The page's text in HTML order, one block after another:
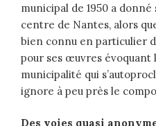
municipal de 1950 a
centre de Nantes, alors
bien connu en particulier
pour ses œuvres évoquant
municipalité qui
ignore à peu près le
Des voies quasi